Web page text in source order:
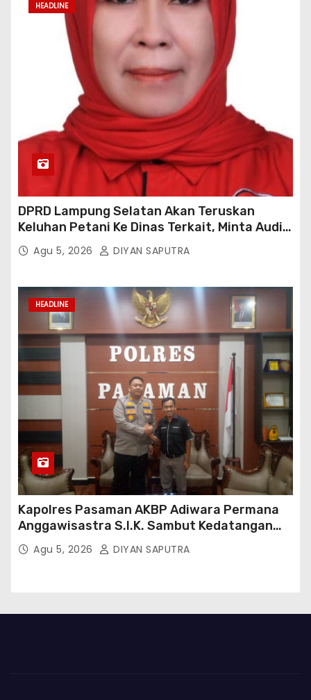
HEADLINE
DPRD Lampung Selatan Akan Teruskan
Keluhan Petani Ke Dinas Terkait, Minta Audit
Penyaluran Pupuk Bersubsidi Di Desa Budi
Lestari
Agu 5, 2026 DIYAN SAPUTRA
HEADLINE
Kapolres Pasaman AKBP Adiwara Permana
Anggawisastra S.I.K. Sambut Kedatangan
Kepala Cakrawala Tv Sumatera Barat
Agu 5, 2026 DIYAN SAPUTRA